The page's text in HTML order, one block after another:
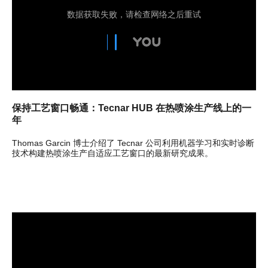
保持工艺窗口畅通：Tecnar HUB 在热喷涂生产线上的一
年
Thomas Garcin 博士介绍了 Tecnar 公司利用机器学习和实时诊断
技术构建热喷涂生产自适应工艺窗口的最新研究成果。